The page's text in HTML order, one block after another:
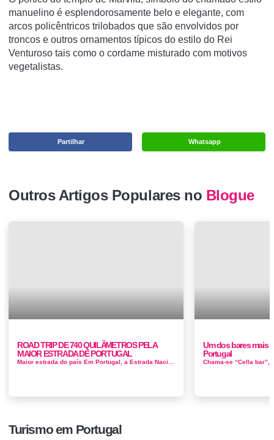
manuelino é esplendorosamente belo e elegante, com
arcos policêntricos trilobados que são envolvidos por
troncos e outros ornamentos típicos do estilo do Rei
Venturoso tais como o cordame misturado com motivos
vegetalistas.
Whatsapp
Partilhar
Outros Artigos Populares no Blogue
ROAD TRIP DE 740 QUILÃMETROS PELA
MAIOR ESTRADA DE PORTUGAL
Um dos bares mais
Portugal
Turismo em Portugal